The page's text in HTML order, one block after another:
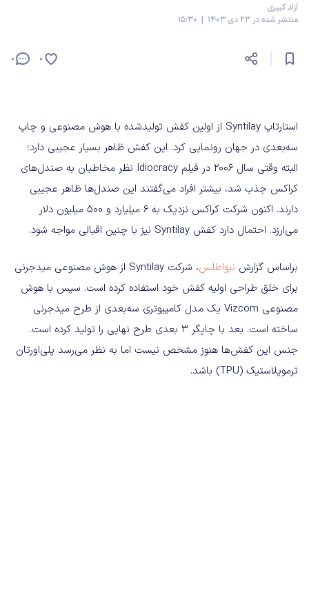
آزاد کبیری
منتشر شده در 23 دی 1403 | 15:30
0 0
استارتاپ Syntilay از اولین کفش تولیدشده با هوش مصنوعی و چاپ
سه‌بعدی در جهان رونمایی کرد. این کفش ظاهر بسیار عجیبی دارد؛
البته وقتی سال 2006 در فیلم Idiocracy نظر مخاطبان به صندل‌های
کراکس جذب شد، بیشتر افراد می‌گفتند این صندل‌ها ظاهر عجیبی
دارند. اکنون شرکت کراکس نزدیک به 6 میلیارد و 500 میلیون دلار
می‌ارزد. احتمال دارد کفش Syntilay نیز با چنین اقبالی مواجه شود.
براساس گزارش نیواطلس
، شرکت Syntilay از هوش مصنوعی میدجرنی
برای خلق طراحی اولیه کفش خود استفاده کرده است. سپس با هوش
مصنوعی Vizcom یک مدل کامپیوتری سه‌بعدی از طرح میدجرنی
ساخته است. بعد با چاپگر 3 بعدی طرح نهایی را تولید کرده است.
جنس این کفش‌ها هنوز مشخص نیست اما به نظر می‌رسد پلی‌اورتان
ترموپلاستیک (TPU) باشد.